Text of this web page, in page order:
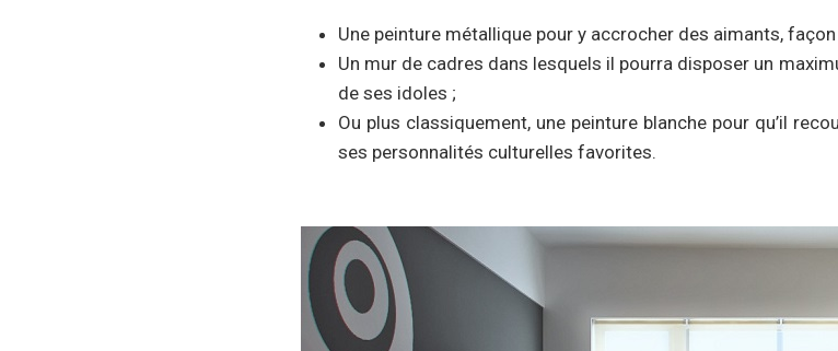
Une peinture métallique pour y accrocher des aimants,
Un mur de cadres dans lesquels il pourra disposer un
de ses idoles ;
Ou plus classiquement, une peinture blanche pour qu’il
ses personnalités culturelles favorites.